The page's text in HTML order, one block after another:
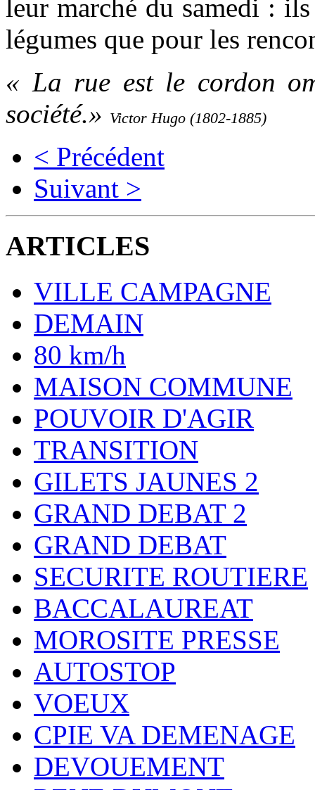
leur marché du samedi :
légumes que pour les
« La rue est le cordon
société.» Victor Hugo (1802-1885)
< Précédent
Suivant >
ARTICLES
VILLE CAMPAGNE
DEMAIN
80 km/h
MAISON COMMUNE
POUVOIR D'AGIR
TRANSITION
GILETS JAUNES 2
GRAND DEBAT 2
GRAND DEBAT
SECURITE ROUTIERE
BACCALAUREAT
MOROSITE PRESSE
AUTOSTOP
VOEUX
CPIE VA DEMENAGE
DEVOUEMENT